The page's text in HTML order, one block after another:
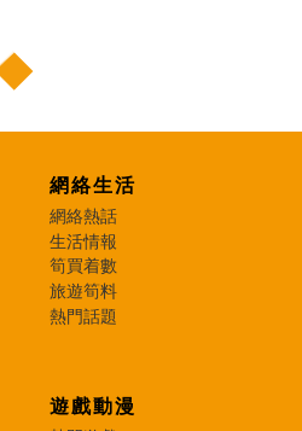
網絡生活
網絡熱話
生活情報
筍買着數
旅遊筍料
熱門話題
遊戲動漫